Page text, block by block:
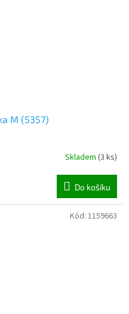
M (5357)
Skladem (3 ks)
Do košíku
Kód: 1159663